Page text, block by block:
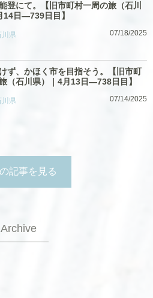
登にて。【旧市町村一周の旅（石川
14日―739日目】
川県 07/18/2025
ず、かほく市を目指そう。【旧市町
（石川県）｜4月13日―738日目】
川県 07/14/2025
記事を見る
Archive